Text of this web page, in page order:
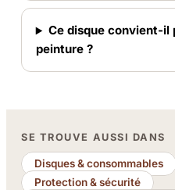
Ce disque convient-il
peinture ?
SE TROUVE AUSSI DANS
Disques & consommables
Protection & sécurité